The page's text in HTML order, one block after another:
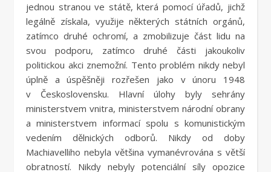
jednou stranou ve státě, která pomocí úřadů, jichž
legálně získala, využije některých státních orgánů,
zatímco druhé ochromí, a zmobilizuje část lidu na
svou podporu, zatímco druhé části jakoukoliv
politickou akci znemožní. Tento problém nikdy nebyl
úplně a úspěšněji rozřešen jako v únoru 1948
v Československu. Hlavní úlohy byly sehrány
ministerstvem vnitra, ministerstvem národní obrany
a ministerstvem informací spolu s komunistickým
vedením dělnických odborů. Nikdy od doby
Machiavelliho nebyla většina vymanévrována s větší
obratností. Nikdy nebyly potenciální síly opozice